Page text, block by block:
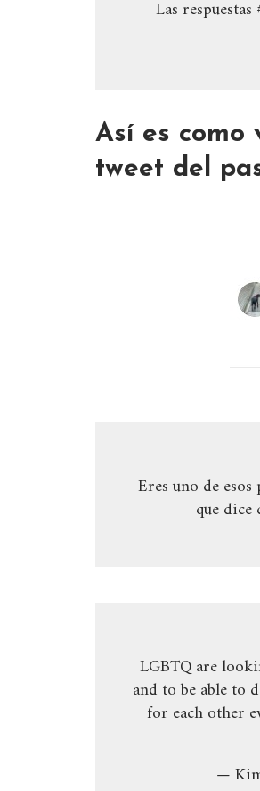
Las
Así es como
tweet del
Eres uno de
que
LGBTQ are
and to be able to
for each other
—